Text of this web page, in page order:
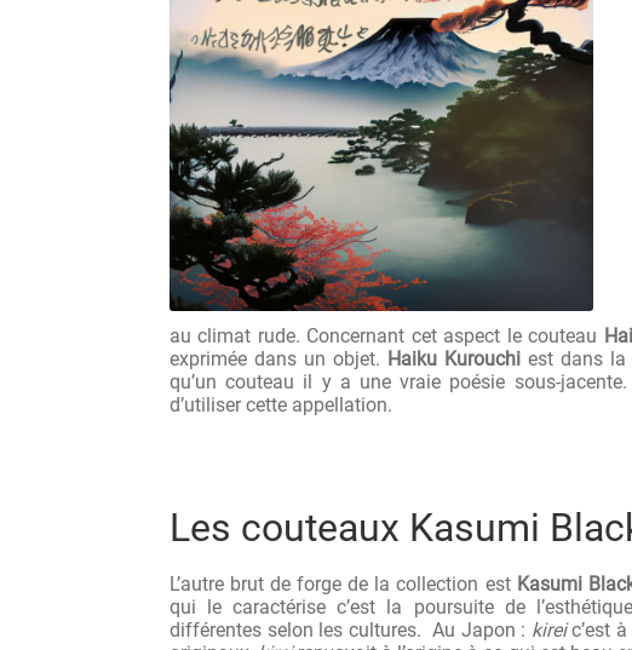
au climat rude. Concernant cet aspect le couteau
exprimée dans un objet. Haiku Kurouchi est dans la
qu’un couteau il y a une vraie poésie sous-jacente.
d’utiliser cette appellation.
Les couteaux Kasumi
L’autre brut de forge de la collection est Kasumi
qui le caractérise c’est la poursuite de
différentes selon les cultures. Au Japon : kireic’est